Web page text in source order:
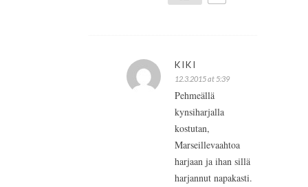
KIKI
12.3.2015 at 5:39
Pehmeällä
kynsiharjalla
kostutan,
Marseillevaahtoa
harjaan ja ihan sillä
harjannut napakasti.